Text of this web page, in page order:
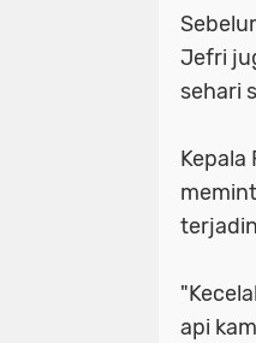
Jefri
sehari
Kepala
api